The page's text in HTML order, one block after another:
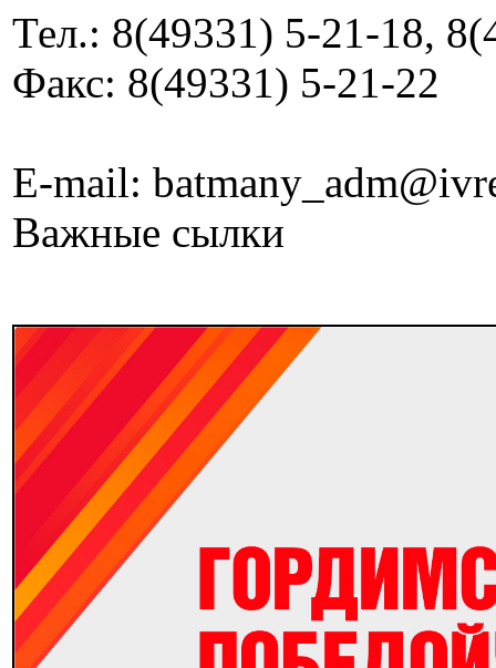
Тел.: 8(49331) 5-21-18,
Факс: 8(49331) 5-21-22
E-mail:
Важные сылки